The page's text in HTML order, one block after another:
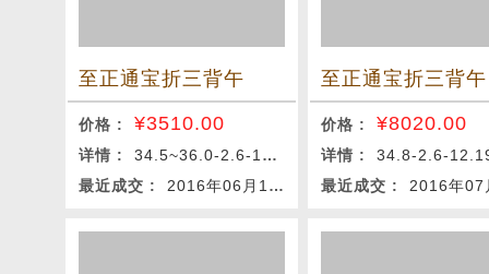
至正通宝折三背午
价格 : ¥3510.00
详情 : 34.5~36.0-2.6-10.52g
最近成交 : 2016年06月12日
至正通宝折三背午
价格 :¥8020.00
详情 :34.8-2.6-
最近成交 : 2016年07月